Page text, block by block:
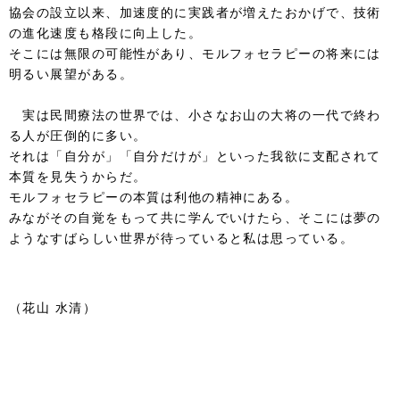
協会の設立以来、加速度的に実践者が増えたおかげで、技術
の進化速度も格段に向上した。
そこには無限の可能性があり、モルフォセラピーの将来には
明るい展望がある。
実は民間療法の世界では、小さなお山の大将の一代で終わ
る人が圧倒的に多い。
それは「自分が」「自分だけが」といった我欲に支配されて
本質を見失うからだ。
モルフォセラピーの本質は利他の精神にある。
みながその自覚をもって共に学んでいけたら、そこには夢の
ようなすばらしい世界が待っていると私は思っている。
（花山 水清）